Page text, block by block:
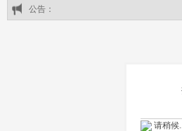
公告：
请稍候